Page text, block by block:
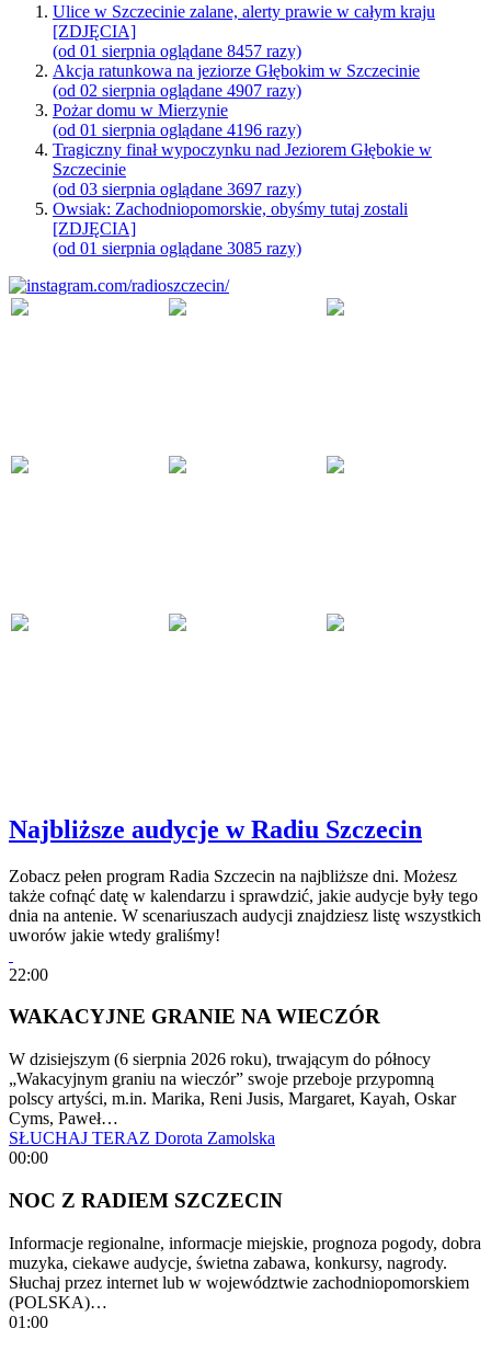
Ulice w Szczecinie zalane, alerty prawie w całym kraju
[ZDJĘCIA]
(od 01 sierpnia oglądane 8457 razy)
Akcja ratunkowa na jeziorze Głębokim w Szczecinie
(od 02 sierpnia oglądane 4907 razy)
Pożar domu w Mierzynie
(od 01 sierpnia oglądane 4196 razy)
Tragiczny finał wypoczynku nad Jeziorem Głębokie w
Szczecinie
(od 03 sierpnia oglądane 3697 razy)
Owsiak: Zachodniopomorskie, obyśmy tutaj zostali
[ZDJĘCIA]
(od 01 sierpnia oglądane 3085 razy)
Najbliższe audycje w Radiu Szczecin
Zobacz pełen program Radia Szczecin na najbliższe dni. Możesz
także cofnąć datę w kalendarzu i sprawdzić, jakie audycje były tego
dnia na antenie. W scenariuszach audycji znajdziesz listę wszystkich
uworów jakie wtedy graliśmy!
22:00
WAKACYJNE GRANIE NA WIECZÓR
W dzisiejszym (6 sierpnia 2026 roku), trwającym do północy
„Wakacyjnym graniu na wieczór” swoje przeboje przypomną
polscy artyści, m.in. Marika, Reni Jusis, Margaret, Kayah, Oskar
Cyms, Paweł…
SŁUCHAJ TERAZ Dorota Zamolska
00:00
NOC Z RADIEM SZCZECIN
Informacje regionalne, informacje miejskie, prognoza pogody, dobra
muzyka, ciekawe audycje, świetna zabawa, konkursy, nagrody.
Słuchaj przez internet lub w województwie zachodniopomorskiem
(POLSKA)…
01:00